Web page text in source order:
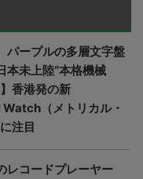
パープルの多層文字盤
本未上陸“本格機械
香港発の新
（メトリカル・
注目
レコードプレーヤー